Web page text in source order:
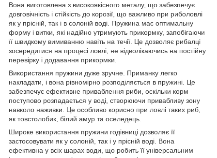
Вона виготовлена з високоякісного металу, що забезпечує
довговічність і стійкість до корозії, що важливо при риболовлі
як у прісній, так і в солоній воді. Пружина має оптимальну
форму і витки, які надійно утримують прикормку, запобігаючи
її швидкому вимиванню навіть на течії. Це дозволяє рибалці
зосередитися на процесі ловлі, не відволікаючись на постійну
перевірку і додавання прикормки.
Використання пружини дуже зручне. Приманку легко
накладати, і вона рівномірно розподіляється в пружині. Це
забезпечує ефективне приваблення риби, оскільки корм
поступово розпадається у воді, створюючи привабливу зону
навколо наживки. Це особливо корисно при ловлі таких риб,
як товстолобик, білий амур та оселедець.
Широке використання пружини годівниці дозволяє її
застосовувати як у солоній, так і у прісній воді. Вона
ефективна у всіх шарах води, що робить її універсальним